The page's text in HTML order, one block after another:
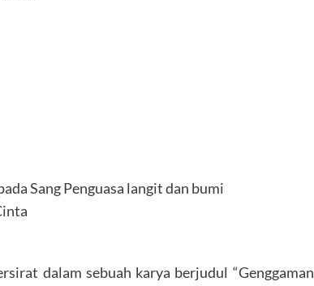
Sang Penguasa langit dan bumi
dalam sebuah karya berjudul “Genggaman